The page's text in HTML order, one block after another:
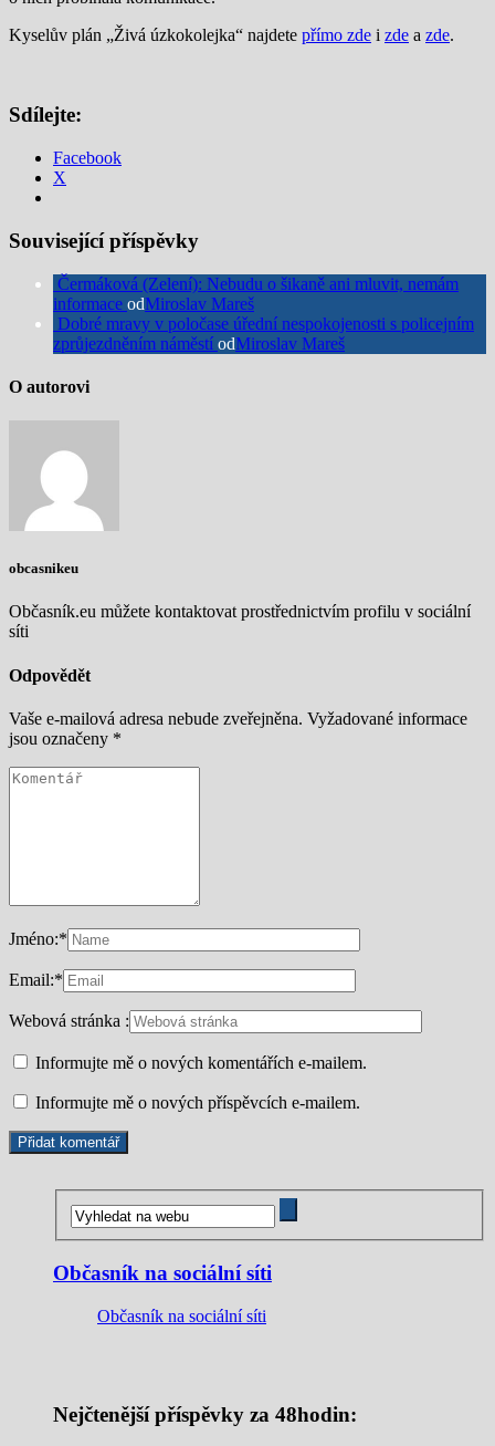
Kyselův plán „Živá úzkokolejka“ najdete přímo zde i zde a zde.
Sdílejte:
Facebook
X
Související příspěvky
Čermáková (Zelení): Nebudu o šikaně ani mluvit, nemám
informace odMiroslav Mareš
Dobré mravy v poločase úřední nespokojenosti s policejním
zprůjezdněním náměstí odMiroslav Mareš
O autorovi
obcasnikeu
Občasník.eu můžete kontaktovat prostřednictvím profilu v sociální
síti
Odpovědět
Vaše e-mailová adresa nebude zveřejněna. Vyžadované informace
jsou označeny *
Jméno:*
Email:*
Webová stránka :
Informujte mě o nových komentářích e-mailem.
Informujte mě o nových příspěvcích e-mailem.
Občasník na sociální síti
Občasník na sociální síti
Nejčtenější příspěvky za 48hodin: